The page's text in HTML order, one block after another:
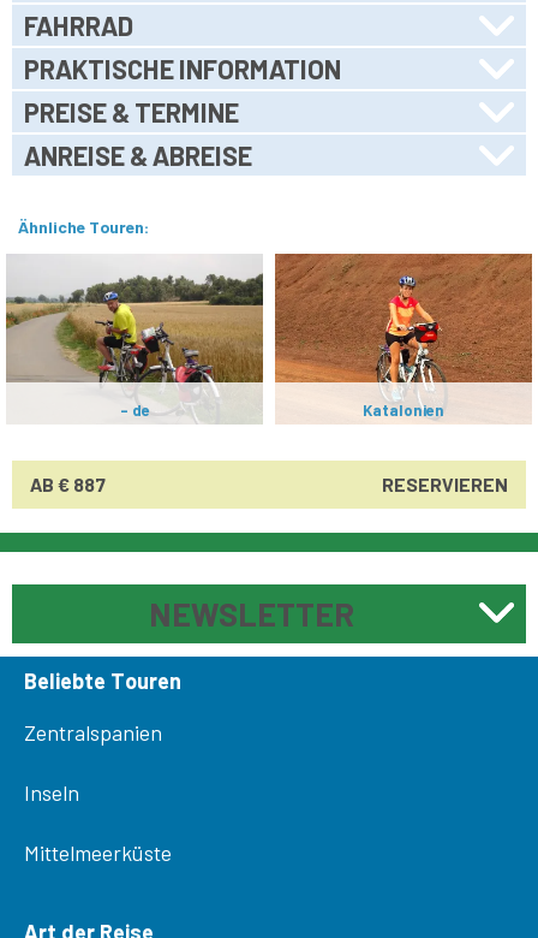
FAHRRAD
PRAKTISCHE INFORMATION
PREISE & TERMINE
ANREISE & ABREISE
Ähnliche Touren:
- de Katalonien
AB € 887 RESERVIEREN
NEWSLETTER
Beliebte Touren
Zentralspanien
Inseln
Mittelmeerküste
Art der Reise